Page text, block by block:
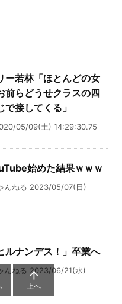
ー若林「ほとんどの女
前らどうせクラスの四
接してくる」
05/09(土) 14:29:30.75
始めた結果ｗｗｗ
んねる 2023/05/07(日)
ルナンデス！」卒業へ
んねる 2023/06/21(水)

上へ